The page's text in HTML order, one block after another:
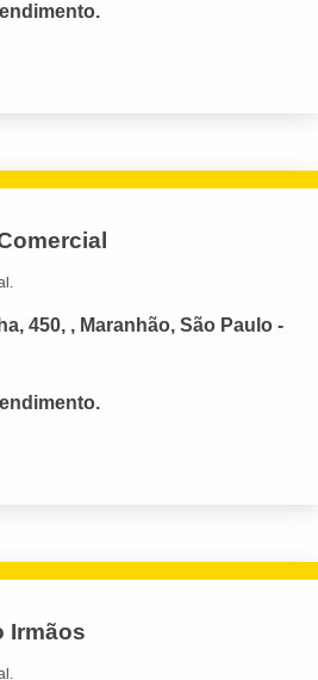
450, , Maranhão, São Paulo -
Irmãos